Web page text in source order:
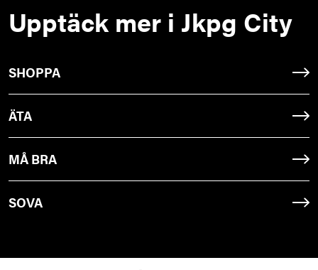
Upptäck mer i Jkpg City
SHOPPA
ÄTA
MÅ BRA
SOVA